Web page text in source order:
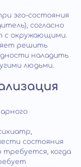
эго-состояния
согласно
с окружающими.
решить
наладить
людьми.
состояния
когда